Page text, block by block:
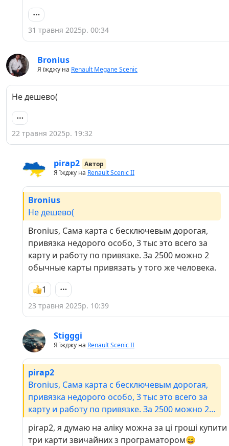
31 травня 2025р. 00:34
Bronius
Я їжджу на Renault Megane Scenic
Не дешево(
22 травня 2025р. 19:32
pirap2 Автор
Я їжджу на Renault Scenic II
Bronius
Не дешево(
Bronius, Сама карта с бесключевым дорогая,
привязка недорого особо, 3 тыс это всего за
карту и работу по привязке. За 2500 можно 2
обычные карты привязать у того же человека.
1
23 травня 2025р. 10:39
Stigggi
Я їжджу на Renault Scenic II
pirap2
Bronius, Сама карта с бесключевым дорогая,
привязка недорого особо, 3 тыс это всего за
карту и работу по привязке. За 2500 можно 2
обычные карты привязать у того же человека.
pirap2, я думаю на аліку можна за ці гроші купити
три карти звичайних з програматором😄